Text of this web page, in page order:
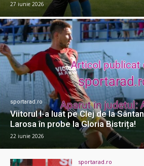
27 iunie 2026
sportarad.ro
Viitorul l-a luat pe Clej de la
Larosa în probe la Gloria Bistrița!
22 iunie 2026
sportarad.ro